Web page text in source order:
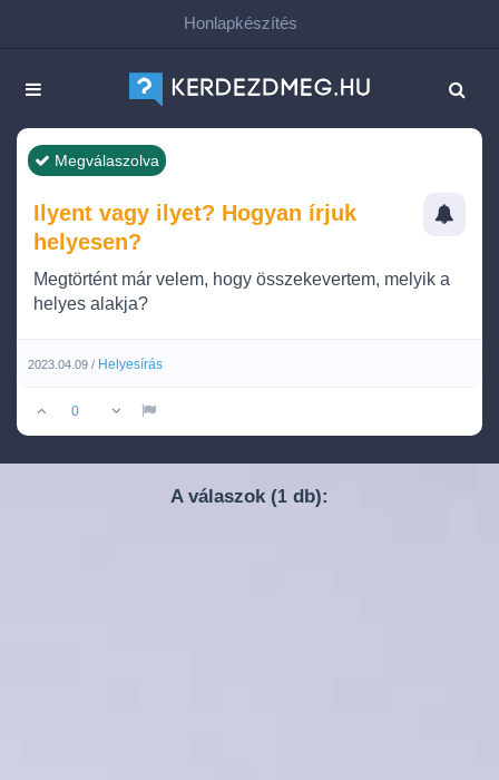
Honlapkészítés
Megválaszolva
Ilyent vagy ilyet? Hogyan írjuk
helyesen?
Megtörtént már velem, hogy összekevertem, melyik a
helyes alakja?
2023.04.09 / Helyesírás
0
A válaszok (1 db):